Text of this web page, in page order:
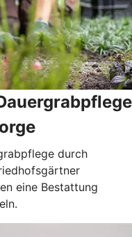
durch
eine Bestattung